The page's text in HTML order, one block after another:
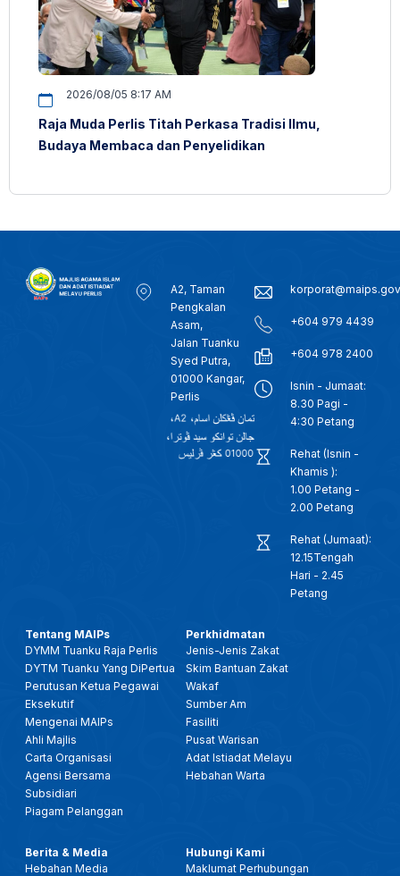
2026/08/05 8:17 AM
Raja Muda Perlis Titah Perkasa Tradisi Ilmu,
Budaya Membaca dan Penyelidikan
A2, Taman
Pengkalan
Asam,
Jalan Tuanku
Syed Putra,
01000 Kangar,
Perlis
+604 979 4439
+604 978 2400
Isnin - Jumaat:
8.30 Pagi -
4:30 Petang
Rehat (Isnin -
Khamis ):
1.00 Petang -
2.00 Petang
Rehat (Jumaat):
12.15Tengah
Hari - 2.45
Petang
Tentang MAIPs
DYMM Tuanku Raja Perlis
DYTM Tuanku Yang DiPertua
Perutusan Ketua Pegawai
Eksekutif
Mengenai MAIPs
Ahli Majlis
Carta Organisasi
Agensi Bersama
Subsidiari
Piagam Pelanggan
Perkhidmatan
Jenis-Jenis Zakat
Skim Bantuan Zakat
Wakaf
Sumber Am
Fasiliti
Pusat Warisan
Adat Istiadat Melayu
Hebahan Warta
Berita & Media
Hebahan Media
Hubungi Kami
Maklumat Perhubungan